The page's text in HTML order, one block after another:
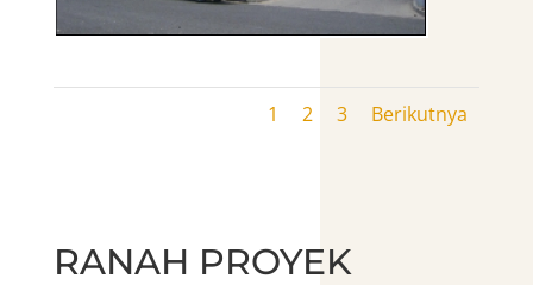
1 2 3 Berikutnya
RANAH PROYEK